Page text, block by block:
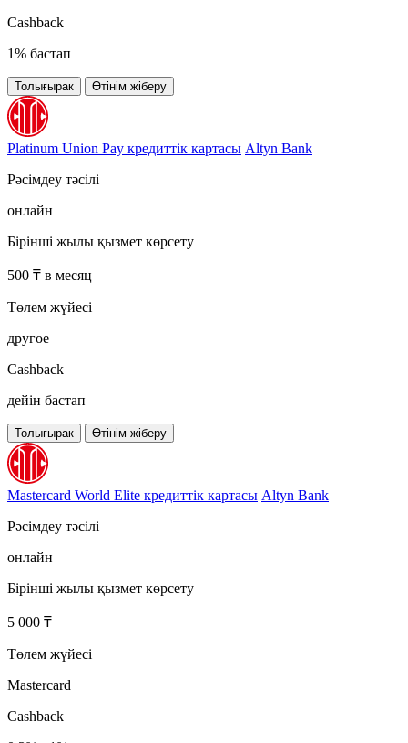
Cashback
1% бастап
Толығырак Өтінім жіберу
Platinum Union Pay кредиттік картасы Altyn Bank
Рәсімдеу тәсілі
онлайн
Бірінші жылы қызмет көрсету
500 ₸ в месяц
Төлем жүйесі
другое
Cashback
дейін бастап
Толығырак Өтінім жіберу
Mastercard World Elite кредиттік картасы Altyn Bank
Рәсімдеу тәсілі
онлайн
Бірінші жылы қызмет көрсету
5 000 ₸
Төлем жүйесі
Mastercard
Cashback